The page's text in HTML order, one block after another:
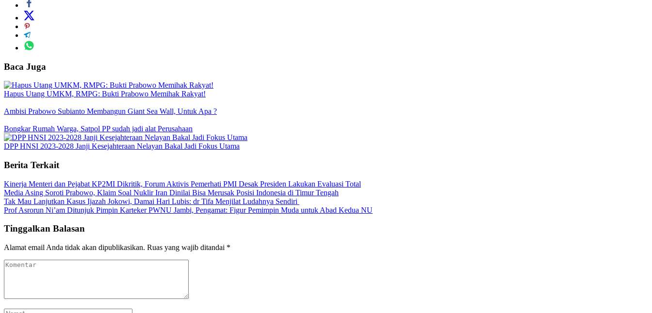
Baca Juga
Hapus Utang UMKM, RMPG: Bukti Prabowo Memihak Rakyat!
Ambisi Prabowo Subianto Membangun Giant Sea Wall, Untuk Apa ?
Bongkar Rumah Warga, Satpol PP sudah jadi alat Perusahaan
DPP HNSI 2023-2028 Janji Kesejahteraan Nelayan Bakal Jadi Fokus Utama
Berita Terkait
Kinerja Menteri dan Pejabat KP2MI Dikritik, Forum Aktivis Pemerhati PMI Desak Presiden Lakukan Evaluasi Total
Media Asing Soroti Prabowo, Klaim Soal Nuklir Iran Dinilai Bisa Merusak Posisi Indonesia di Timur Tengah
Tak Mau Lanjutkan Kasus Ijazah Jokowi, Damai Hari Lubis: dr Tifa Menjilat Ludahnya Sendiri
Prof Asrorun Ni’am Ditunjuk Pimpin Karteker PWNU Jambi, Pengamat: Figur Pemimpin Muda untuk Abad Kedua NU
Tinggalkan Balasan
Alamat email Anda tidak akan dipublikasikan. Ruas yang wajib ditandai *